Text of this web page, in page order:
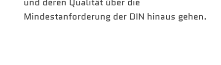
Mindestanforderung der DIN hinaus gehen.